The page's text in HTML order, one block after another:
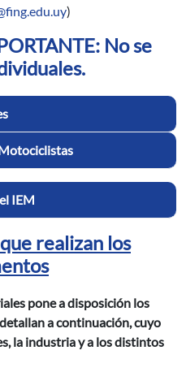
)
No se
IEM
realizan los
pone a disposición los
a continuación, cuyo
la industria y a los distintos